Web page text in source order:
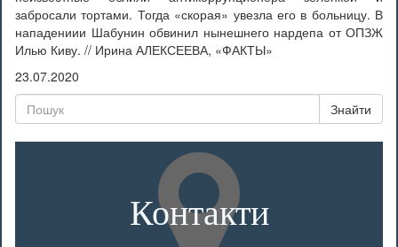
забросали тортами. Тогда «скорая» увезла его в больницу. В
нападениии Шабунин обвинил нынешнего нардепа от ОПЗЖ
Илью Киву. // Ирина АЛЕКСЕЕВА, «ФАКТЫ»
23.07.2020
Знайти
Контакти